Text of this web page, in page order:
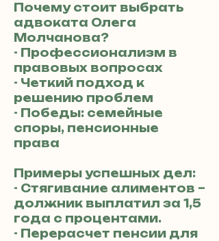
Почему стоит выбрать
адвоката Олега
Молчанова?
- Профессионализм в
правовых вопросах
- Четкий подход к
решению проблем
- Победы: семейные
споры, пенсионные
права
Примеры успешных дел:
- Стягивание алиментов –
должник выплатил за 1,5
года с процентами.
- Перерасчет пенсии для